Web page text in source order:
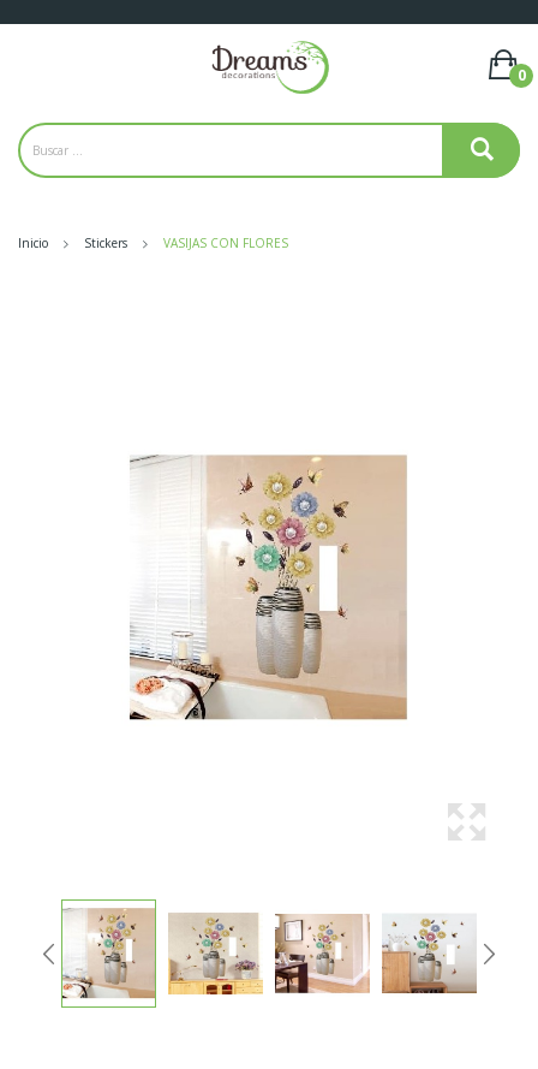
0
Inicio Stickers VASIJAS CON FLORES